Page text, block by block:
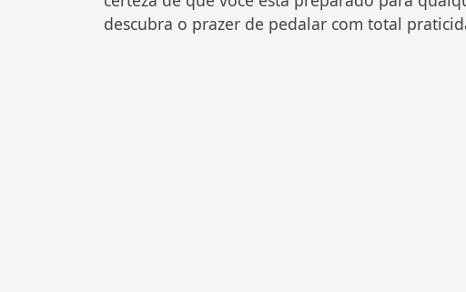
descubra o prazer de pedalar com total